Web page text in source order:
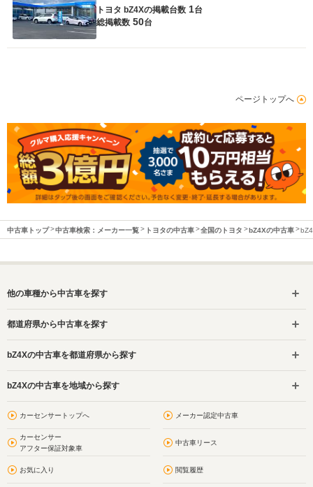
トヨタ bZ4Xの掲載台数 1台
総掲載数 50台
ページトップへ
中古車トップ 中古車検索：メーカー一覧 トヨタの中古車 全国のトヨタ bZ4Xの中古車
他の車種から中古車を探す
都道府県から中古車を探す
bZ4Xの中古車を都道府県から探す
bZ4Xの中古車を地域から探す
カーセンサートップへ メーカー認定中古車
カーセンサー
アフター保証対象車
中古車リース
お気に入り 閲覧履歴